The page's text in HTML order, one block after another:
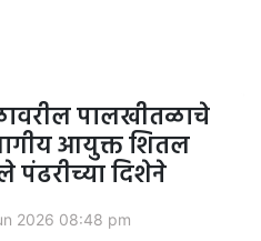
पालखीतळाचे
आयुक्त शितल
पंढरीच्या दिशेने
2026 08:48 pm